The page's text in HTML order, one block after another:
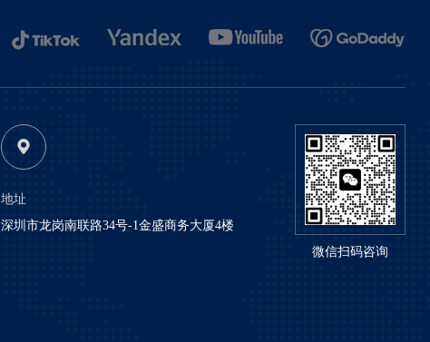
地址
深圳市龙岗南联路34号-1金盛商务大厦4楼
微信扫码咨询